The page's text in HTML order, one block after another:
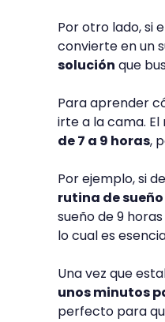
Por otro lado, si
convierte en un
solución que
Para aprender
irte a la cama.
de 7 a 9 horas,
Por ejemplo, si
rutina de
sueño de 9
lo cual es
Una vez que
unos minutos
perfecto para